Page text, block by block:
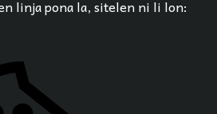
linja pona la, sitelen ni li lon: